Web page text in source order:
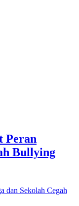
Peran
Bullying